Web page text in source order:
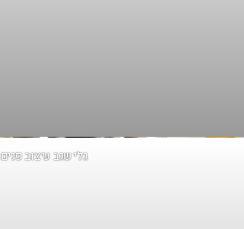
גלי שגב עיצוב פנים